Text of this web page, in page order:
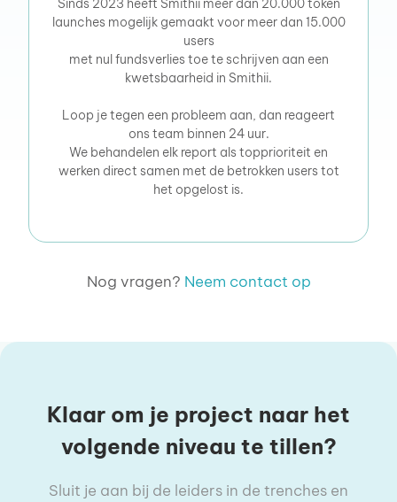
Sinds 2023 heeft Smithii meer dan 20.000 token
launches mogelijk gemaakt voor meer dan 15.000
users
met nul fundsverlies toe te schrijven aan een
kwetsbaarheid in Smithii.
Loop je tegen een probleem aan, dan reageert
ons team binnen 24 uur.
We behandelen elk report als topprioriteit en
werken direct samen met de betrokken users tot
het opgelost is.
Nog vragen? Neem contact op
Klaar om je project naar het
volgende niveau te tillen?
Sluit je aan bij de leiders in de trenches en